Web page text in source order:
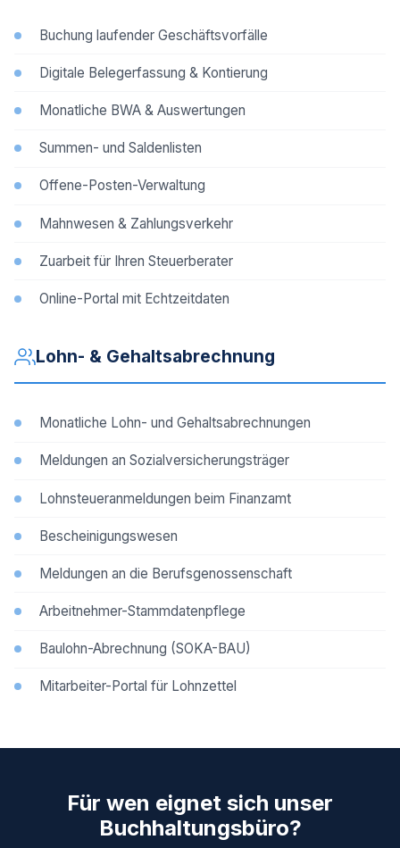
Buchung laufender Geschäftsvorfälle
Digitale Belegerfassung & Kontierung
Monatliche BWA & Auswertungen
Summen- und Saldenlisten
Offene-Posten-Verwaltung
Mahnwesen & Zahlungsverkehr
Zuarbeit für Ihren Steuerberater
Online-Portal mit Echtzeitdaten
Lohn- & Gehaltsabrechnung
Monatliche Lohn- und Gehaltsabrechnungen
Meldungen an Sozialversicherungsträger
Lohnsteueranmeldungen beim Finanzamt
Bescheinigungswesen
Meldungen an die Berufsgenossenschaft
Arbeitnehmer-Stammdatenpflege
Baulohn-Abrechnung (SOKA-BAU)
Mitarbeiter-Portal für Lohnzettel
Für wen eignet sich unser
Buchhaltungsbüro?